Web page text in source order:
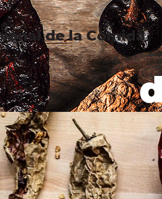
de la Comida